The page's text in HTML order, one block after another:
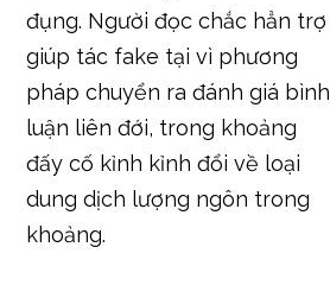
đụng. Người đọc chắc hẳn trợ
giúp tác fake tại vì phương
pháp chuyển ra đánh giá bình
luận liên đới, trong khoảng
đấy cố kỉnh kỉnh đổi về loại
dung dịch lượng ngôn trong
khoảng.